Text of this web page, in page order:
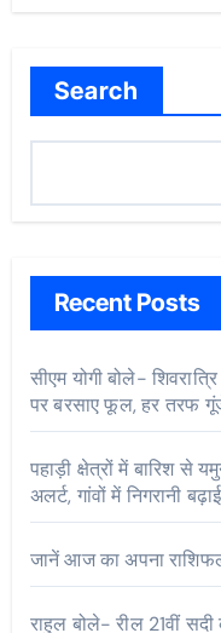
Search
Recent Posts
सीएम योगी बोले-
पर बरसाए फूल, हर तरफ
पहाड़ी क्षेत्रों में बारिश से
अलर्ट, गांवों में निगरानी बढ़ाई
जानें आज का अपना
राहुल बोले- रील 21वीं